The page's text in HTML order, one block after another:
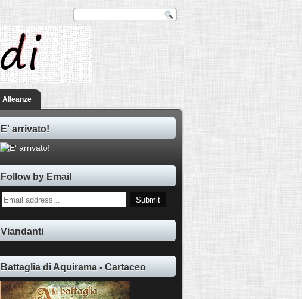
Alleanze
E' arrivato!
Follow by Email
Viandanti
Battaglia di Aquirama - Cartaceo